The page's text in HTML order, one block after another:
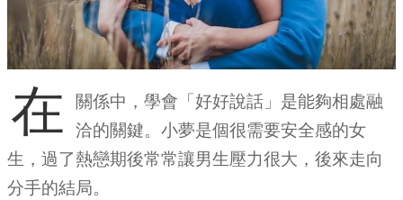
在
關係中，學會「好好說話」是能夠相處融
洽的關鍵。小夢是個很需要安全感的女
生，過了熱戀期後常常讓男生壓力很大，後來走向
分手的結局。